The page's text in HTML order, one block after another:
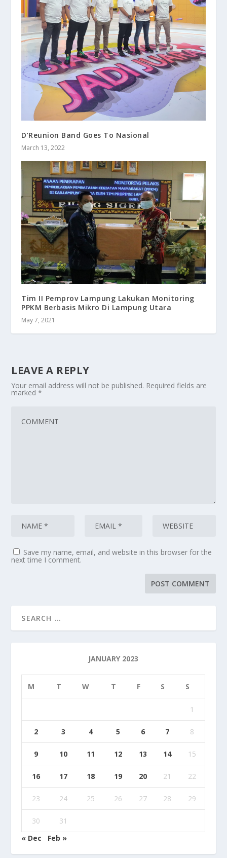
D’Reunion Band Goes To Nasional
March 13, 2022
Tim II Pemprov Lampung Lakukan Monitoring
PPKM Berbasis Mikro Di Lampung Utara
May 7, 2021
LEAVE A REPLY
Your email address will not be published. Required fields are
marked*
Save my name, email, and website in this browser for the
next time I comment.
JANUARY 2023
M T W T F S S
1
2 3 4 5 6 7 8
9 10 11 12 13 14 15
16 17 18 19 20 21 22
23 24 25 26 27 28 29
30
31
« Dec
Feb »